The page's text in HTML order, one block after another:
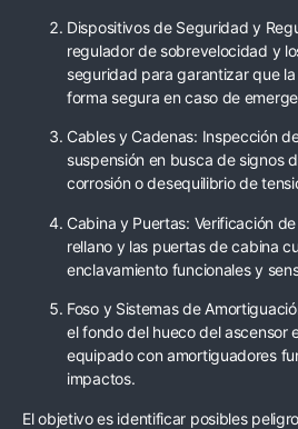
Dispositivos de Seguridad y
regulador de sobrevelocidad y
seguridad para garantizar que
forma segura en caso de
Cables y Cadenas: Inspección
suspensión en busca de signos
corrosión o desequilibrio de
Cabina y Puertas: Verificación
rellano y las puertas de cabina
enclavamiento funcionales y
Foso y Sistemas de
el fondo del hueco del ascensor
equipado con amortiguadores
impactos.
El objetivo es identificar posibles